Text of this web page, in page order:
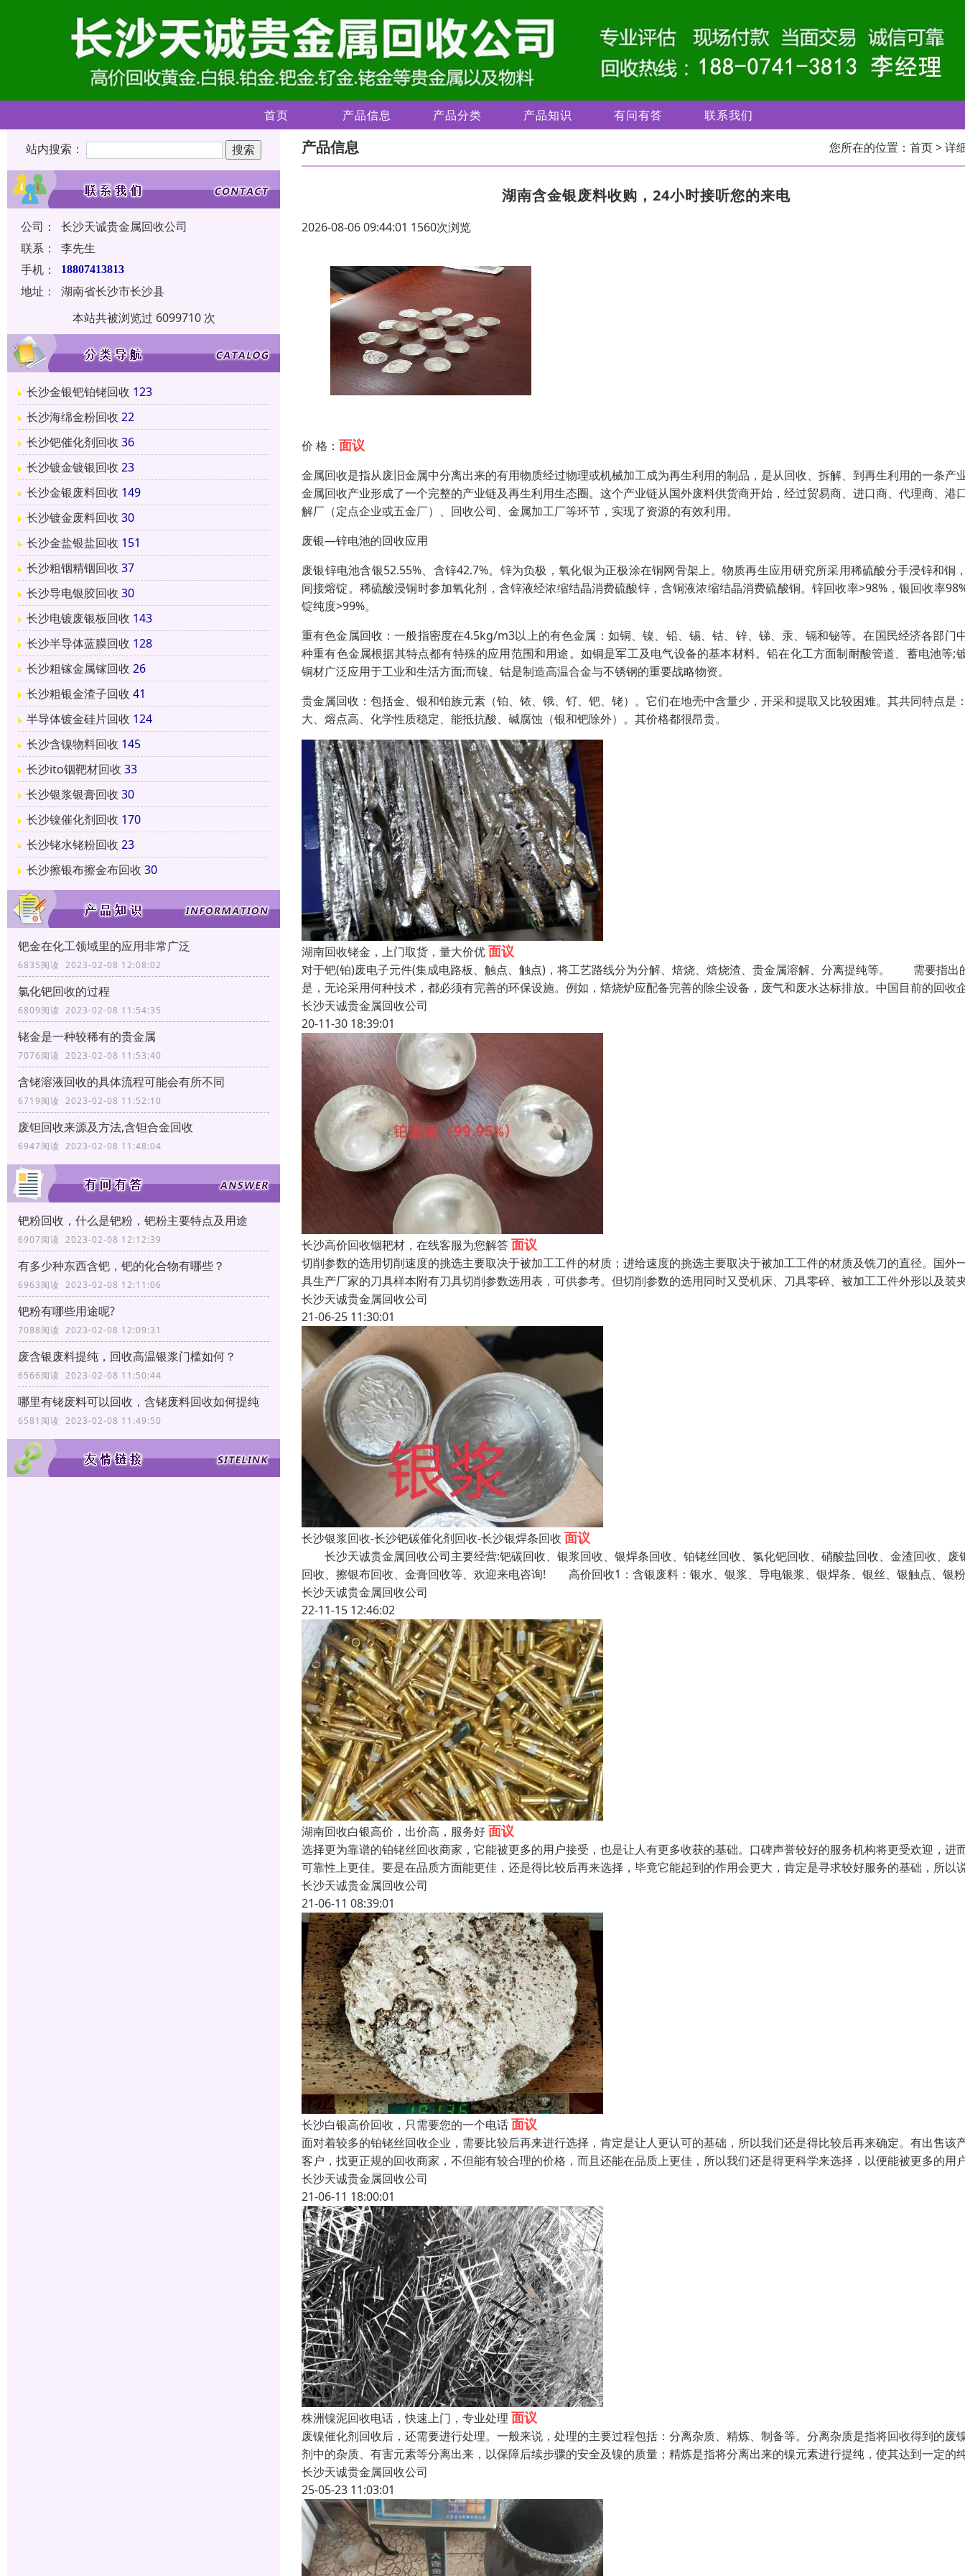
首页 产品信息 产品分类 产品知识 有问有答 联系我们
站内搜索：
公司：
长沙天诚贵金属回收公司
联系：
李先生
手机：
18807413813
地址：
湖南省长沙市长沙县
本站共被浏览过 6099710 次
长沙金银钯铂铑回收 123
长沙海绵金粉回收 22
长沙钯催化剂回收 36
长沙镀金镀银回收 23
长沙金银废料回收 149
长沙镀金废料回收 30
长沙金盐银盐回收 151
长沙粗铟精铟回收 37
长沙导电银胶回收 30
长沙电镀废银板回收 143
长沙半导体蓝膜回收 128
长沙粗镓金属镓回收 26
长沙粗银金渣子回收 41
半导体镀金硅片回收 124
长沙含镍物料回收 145
长沙ito铟靶材回收 33
长沙银浆银膏回收 30
长沙镍催化剂回收 170
长沙铑水铑粉回收 23
长沙擦银布擦金布回收 30
钯金在化工领域里的应用非常广泛
6835阅读 2023-02-08 12:08:02
氯化钯回收的过程
6809阅读 2023-02-08 11:54:35
铑金是一种较稀有的贵金属
7076阅读 2023-02-08 11:53:40
含铑溶液回收的具体流程可能会有所不同
6719阅读 2023-02-08 11:52:10
废钽回收来源及方法,含钽合金回收
6947阅读 2023-02-08 11:48:04
钯粉回收，什么是钯粉，钯粉主要特点及用途
6907阅读 2023-02-08 12:12:39
有多少种东西含钯，钯的化合物有哪些？
6963阅读 2023-02-08 12:11:06
钯粉有哪些用途呢?
7088阅读 2023-02-08 12:09:31
废含银废料提纯，回收高温银浆门槛如何？
6566阅读 2023-02-08 11:50:44
哪里有铑废料可以回收，含铑废料回收如何提纯
6581阅读 2023-02-08 11:49:50
产品信息 您所在的位置： 首页> 详
湖南含金银废料收购，24小时接听您的来电
2026-08-06 09:44:01 1560次浏览
价 格： 面议
金属回收是指从废旧金属中分离出来的有用物质经过物理或机械加工成为再生利用的制品，是从回收、拆解、到再生利用的一条产
金属回收产业形成了一个完整的产业链及再生利用生态圈。这个产业链从国外废料供货商开始，经过贸易商、进口商、代理商、港
解厂（定点企业或五金厂）、回收公司、金属加工厂等环节，实现了资源的有效利用。
废银—锌电池的回收应用
废银锌电池含银52.55%、含锌42.7%。锌为负极，氧化银为正极涂在铜网骨架上。物质再生应用研究所采用稀硫酸分手浸锌和铜
间接熔锭。稀硫酸浸铜时参加氧化剂，含锌液经浓缩结晶消费硫酸锌，含铜液浓缩结晶消费硫酸铜。锌回收率>98%，银回收率
锭纯度>99%。
重有色金属回收：一般指密度在4.5kg/m3以上的有色金属：如铜、镍、铅、锡、钴、锌、锑、汞、镉和铋等。在国民经济各部门
种重有色金属根据其特点都有特殊的应用范围和用途。如铜是军工及电气设备的基本材料。铅在化工方面制耐酸管道、蓄电池等;
铜材广泛应用于工业和生活方面;而镍、钴是制造高温合金与不锈钢的重要战略物资。
贵金属回收：包括金、银和铂族元素（铂、铱、锇、钌、钯、铑）。它们在地壳中含量少，开采和提取又比较困难。其共同特点是
大、熔点高、化学性质稳定、能抵抗酸、碱腐蚀（银和钯除外）。其价格都很昂贵。
湖南回收铑金，上门取货，量大价优面议
对于钯(铂)废电子元件(集成电路板、触点、触点)，将工艺路线分为分解、焙烧、焙烧渣、贵金属溶解、分离提纯等。 需要指出
是，无论采用何种技术，都必须有完善的环保设施。例如，焙烧炉应配备完善的除尘设备，废气和废水达标排放。中国目前的回收
长沙天诚贵金属回收公司
20-11-30 18:39:01
长沙高价回收铟耙材，在线客服为您解答面议
切削参数的选用切削速度的挑选主要取决于被加工工件的材质；进给速度的挑选主要取决于被加工工件的材质及铣刀的直径。国外
具生产厂家的刀具样本附有刀具切削参数选用表，可供参考。但切削参数的选用同时又受机床、刀具零碎、被加工工件外形以及装
长沙天诚贵金属回收公司
21-06-25 11:30:01
长沙银浆回收-长沙钯碳催化剂回收-长沙银焊条回收 面议
长沙天诚贵金属回收公司主要经营:钯碳回收、银浆回收、银焊条回收、铂铑丝回收、氯化钯回收、硝酸盐回收、金渣回收、废
回收、擦银布回收、金膏回收等、欢迎来电咨询! 高价回收1：含银废料：银水、银浆、导电银浆、银焊条、银丝、银触点、银
长沙天诚贵金属回收公司
22-11-15 12:46:02
湖南回收白银高价，出价高，服务好面议
选择更为靠谱的铂铑丝回收商家，它能被更多的用户接受，也是让人有更多收获的基础。口碑声誉较好的服务机构将更受欢迎，进
可靠性上更佳。要是在品质方面能更佳，还是得比较后再来选择，毕竟它能起到的作用会更大，肯定是寻求较好服务的基础，所以
长沙天诚贵金属回收公司
21-06-11 08:39:01
长沙白银高价回收，只需要您的一个电话面议
面对着较多的铂铑丝回收企业，需要比较后再来进行选择，肯定是让人更认可的基础，所以我们还是得比较后再来确定。有出售该
客户，找更正规的回收商家，不但能有较合理的价格，而且还能在品质上更佳，所以我们还是得更科学来选择，以便能被更多的用
长沙天诚贵金属回收公司
21-06-11 18:00:01
株洲镍泥回收电话，快速上门，专业处理 面议
废镍催化剂回收后，还需要进行处理。一般来说，处理的主要过程包括：分离杂质、精炼、制备等。分离杂质是指将回收得到的废
剂中的杂质、有害元素等分离出来，以保障后续步骤的安全及镍的质量；精炼是指将分离出来的镍元素进行提纯，使其达到一定的
长沙天诚贵金属回收公司
25-05-23 11:03:01